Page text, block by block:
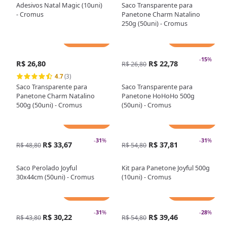
Adesivos Natal Magic (10uni)
- Cromus
Saco Transparente para
Panetone Charm Natalino
250g (50uni) - Cromus
R$ 26,80
4.7(3)
Saco Transparente para
Panetone Charm Natalino
500g (50uni) - Cromus
-15%
R$ 26,80 R$ 22,78
Saco Transparente para
Panetone HoHoHo 500g
(50uni) - Cromus
-31%
R$ 48,80 R$ 33,67
Saco Perolado Joyful
30x44cm (50uni) - Cromus
-31%
R$ 54,80 R$ 37,81
Kit para Panetone Joyful 500g
(10uni) - Cromus
-31%
R$ 43,80 R$ 30,22 -28%
R$ 54,80 R$ 39,46